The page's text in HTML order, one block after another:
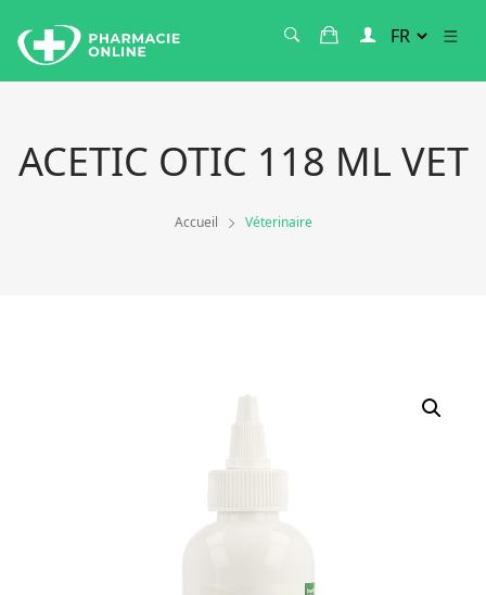
ACETIC OTIC 118 ML VET
Accueil Véterinaire